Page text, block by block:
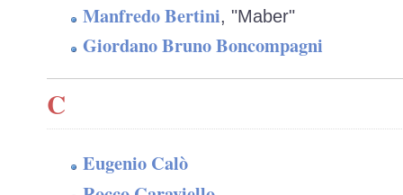
Manfredo Bertini, "Maber"
Giordano Bruno Boncompagni
C
Eugenio Calò